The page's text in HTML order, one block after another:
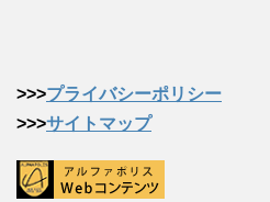
>>>プライバシーポリシー
>>>サイトマップ